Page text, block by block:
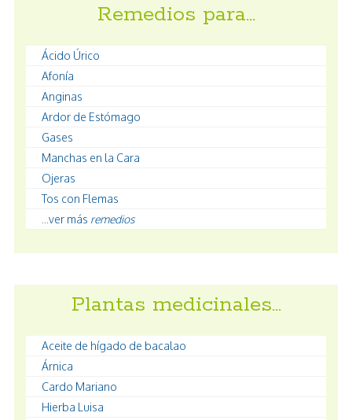
Remedios para…
Ácido Úrico
Afonía
Anginas
Ardor de Estómago
Gases
Manchas en la Cara
Ojeras
Tos con Flemas
...ver más remedios
Plantas medicinales…
Aceite de hígado de bacalao
Árnica
Cardo Mariano
Hierba Luisa